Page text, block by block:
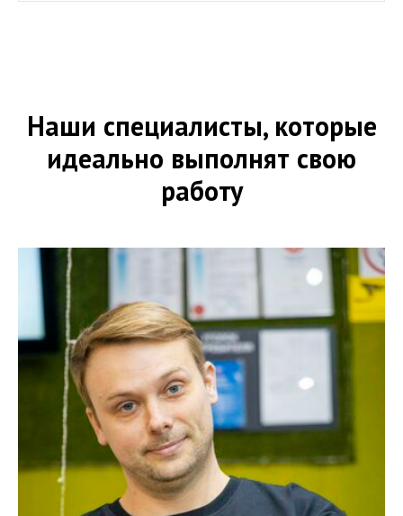
Наши специалисты, которые
идеально выполнят свою
работу